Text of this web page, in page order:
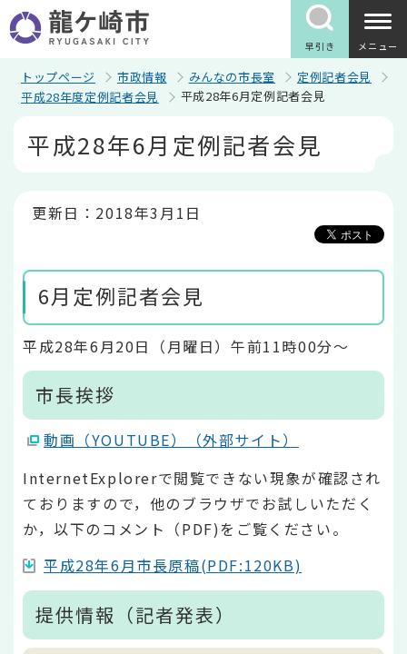
の
ペ
早引き メニュー
トップページ 市政情報 みんなの市長室
定例記者会見
平成28年度定例記者会見
平成28年6月定例記者会見
平成28年6月定例記者会見
更新日：2018年3月1日
6月定例記者会見
平成28年6月20日（月曜日）午前11時00分～
市長挨拶
動画（YOUTUBE）（外部サイト）
InternetExplorerで閲覧できない現象が確認され
ておりますので，他のブラウザでお試しいただく
か，以下のコメント（PDF)をご覧ください。
平成28年6月市長原稿(PDF:120KB)
提供情報（記者発表）